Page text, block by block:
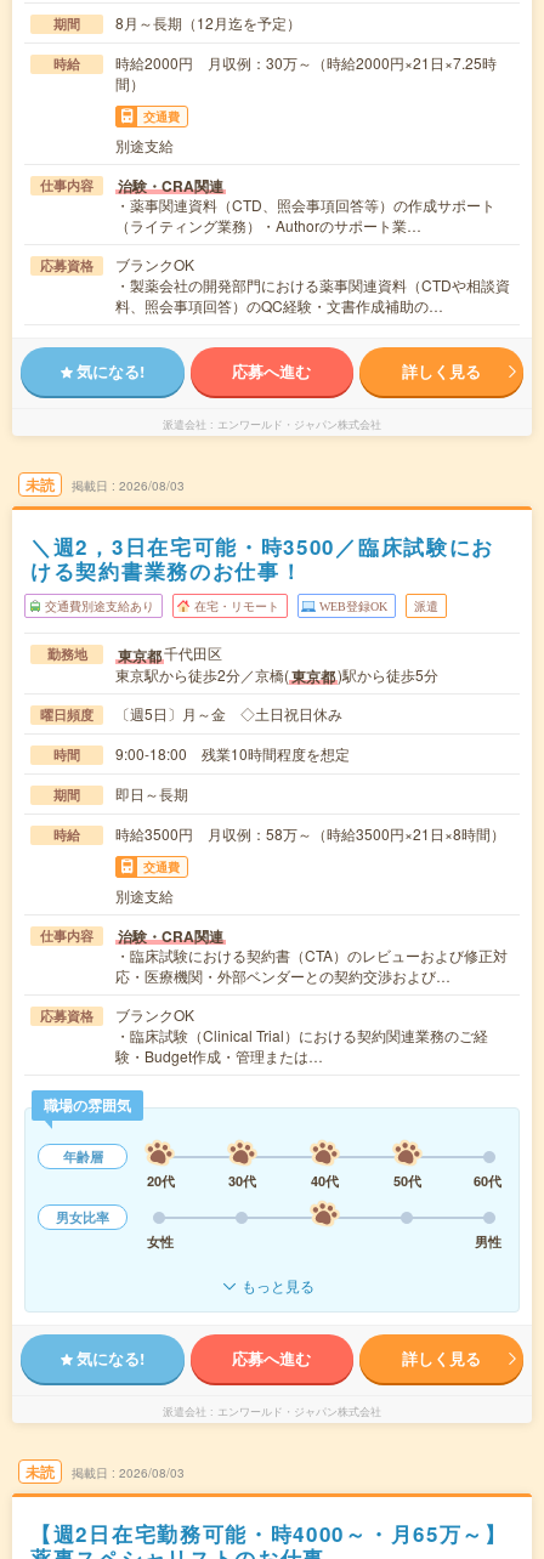
期間 8月～長期（12月迄を予定）
時給
時給2000円 月収例：30万～（時給2000円×21日×7.25時
間）
交通費
別途支給
仕事内容 治験・CRA関連
・薬事関連資料（CTD、照会事項回答等）の作成サポート
（ライティング業務）・Authorのサポート業…
応募資格
ブランクOK
・製薬会社の開発部門における薬事関連資料（CTDや相談資
料、照会事項回答）のQC経験・文書作成補助の…
気になる! 応募へ進む 詳しく見る
派遣会社 エンワールド・ジャパン株式会社
未読 掲載日 2026/08/03
＼週2，3日在宅可能・時3500／臨床試験にお
ける契約書業務のお仕事！
交通費別途支給あり 在宅・リモート WEB登録OK 派遣
勤務地 東京都千代田区
東京駅から徒歩2分／京橋(東京都)駅から徒歩5分
曜日頻度 〔週5日〕月～金 ◇土日祝日休み
時間 9:00-18:00 残業10時間程度を想定
期間 即日～長期
時給 時給3500円 月収例：58万～（時給3500円×21日×8時間）
交通費
別途支給
仕事内容 治験・CRA関連
・臨床試験における契約書（CTA）のレビューおよび修正対
応・医療機関・外部ベンダーとの契約交渉および…
応募資格
ブランクOK
・臨床試験（Clinical Trial）における契約関連業務のご経
験・Budget作成・管理または…
職場の雰囲気
年齢層
20代
30代 40代 50代
60代
男女比率
女性
男性
もっと見る
気になる! 応募へ進む 詳しく見る
派遣会社 エンワールド・ジャパン株式会社
未読 掲載日 2026/08/03
【週2日在宅勤務可能・時4000～・月65万～】